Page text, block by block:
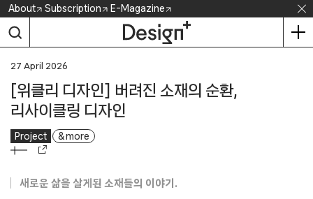
Skip
content
About Subscription E-Magazine
27 April 2026
[위클리 디자인] 버려진 소재의 순환,
리사이클링 디자인
Project & more
새로운 삶을 살게된 소재들의 이야기.